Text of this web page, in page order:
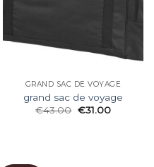
GRAND SAC DE VOYAGE
grand sac de voyage
€43.00 €31.00